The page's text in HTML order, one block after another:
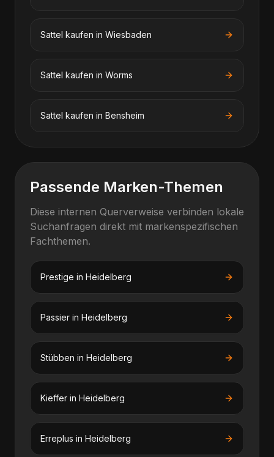
Sattel kaufen in Wiesbaden
Sattel kaufen in Worms
Sattel kaufen in Bensheim
Passende Marken-Themen
Diese internen Querverweise verbinden lokale
Suchanfragen direkt mit markenspezifischen
Fachthemen.
Prestige in Heidelberg
Passier in Heidelberg
Stübben in Heidelberg
Kieffer in Heidelberg
Erreplus in Heidelberg